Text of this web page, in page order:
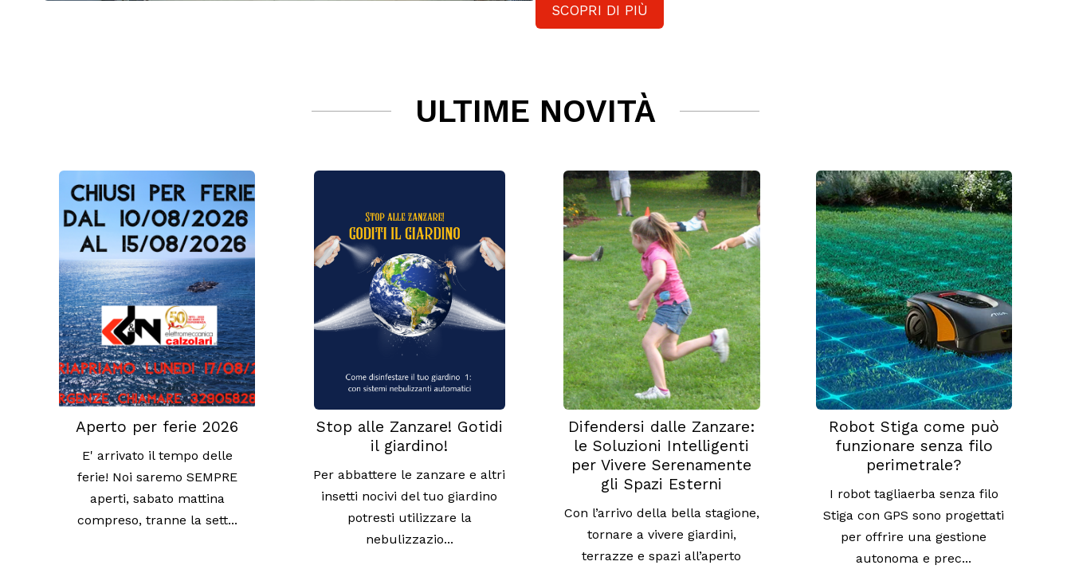
SCOPRI DI PIÙ
ULTIME NOVITÀ
Aperto per ferie 2026
E' arrivato il tempo delle
ferie! Noi saremo SEMPRE
aperti, sabato mattina
compreso, tranne la sett...
Stop alle Zanzare! Gotidi
il giardino!
Per abbattere le zanzare e altri
insetti nocivi del tuo giardino
potresti utilizzare la
nebulizzazio...
Difendersi dalle Zanzare:
le Soluzioni Intelligenti
per Vivere Serenamente
gli Spazi Esterni
Con l’arrivo della bella stagione,
tornare a vivere giardini,
terrazze e spazi all’aperto
Robot Stiga come può
funzionare senza filo
perimetrale?
I robot tagliaerba senza filo
Stiga con GPS sono progettati
per offrire una gestione
autonoma e prec...